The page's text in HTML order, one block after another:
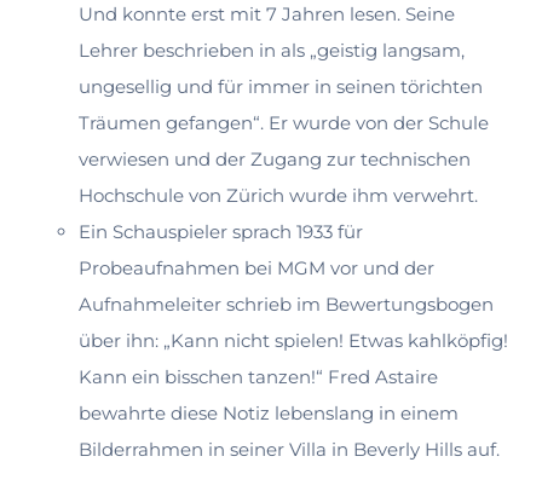
Und konnte erst mit 7 Jahren lesen. Seine
Lehrer beschrieben in als „geistig lang­sam,
ungesellig und für immer in seinen törichten
Träumen gefangen“. Er wurde von der Schule
verwiesen und der Zu­gang zur technischen
Hochschule von Zürich wurde ihm ver­wehrt.
Ein Schauspieler sprach 1933 für
Probeaufnahmen bei MGM vor und der
Aufnahmeleiter schrieb im Bewer­tungsbogen
über ihn: „Kann nicht spielen! Etwas kahlköpfig!
Kann ein bisschen tanzen!“ Fred Astaire
bewahrte diese No­tiz lebenslang in einem
Bilderrahmen in seiner Villa in Beverly Hills auf.